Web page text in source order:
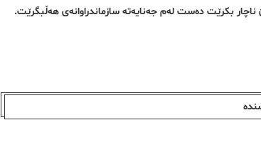
ناچار بکرێت دەست لەم جەنایەتە سازماندراوانەی هەڵبگرێت.